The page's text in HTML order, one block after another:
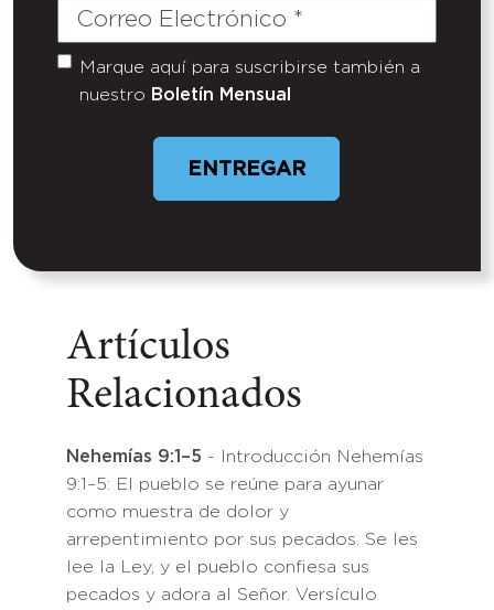
Correo
Untitled
Marque aquí para suscribirse también a
nuestro Boletín Mensual
ENTREGAR
Artículos
Relacionados
Nehemías 9:1–5 - Introducción Nehemías
9:1–5: El pueblo se reúne para ayunar
como muestra de dolor y
arrepentimiento por sus pecados. Se les
lee la Ley, y el pueblo confiesa sus
pecados y adora al Señor. Versículo